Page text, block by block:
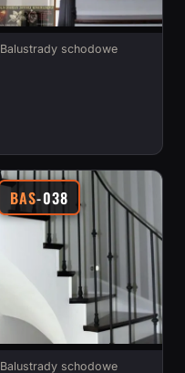
Balustrady schodowe
BAS-038
Balustrady schodowe